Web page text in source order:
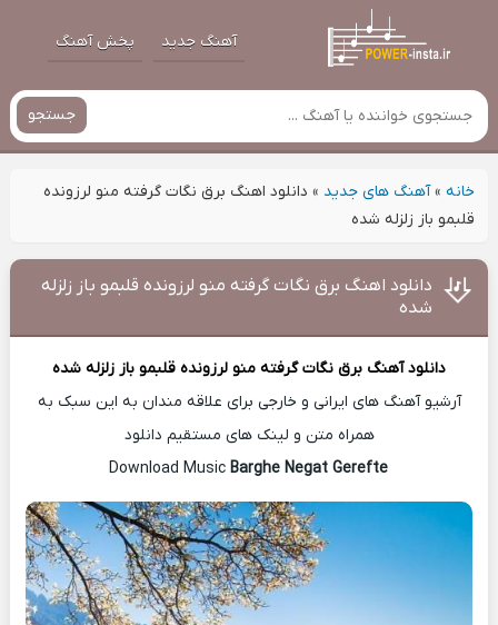
آهنگ جدید پخش آهنگ
جستجو
خانه»آهنگ های جدید » دانلود اهنگ برق نگات گرفته منو لرزونده
قلبمو باز زلزله شده
دانلود اهنگ برق نگات گرفته منو لرزونده قلبمو باز زلزله
شده
دانلود آهنگ برق نگات گرفته منو لرزونده قلبمو باز زلزله شده
آرشیو آهنگ های ایرانی و خارجی برای علاقه مندان به این سبک به
همراه متن و لینک های مستقیم دانلود
Barghe Negat Gerefte